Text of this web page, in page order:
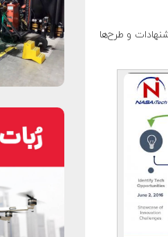
و ناسا تنها تا ۱۷ اکتبر این پیشنهادات و طرح‌ها